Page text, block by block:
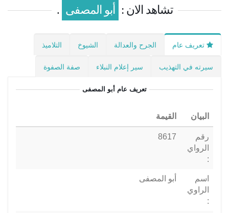
تشاهد الان : أبو المصفى .
تعريف عام الجرح والعدالة الشيوخ التلاميذ
سيرته في التهذيب سير إعلام النبلاء صفة الصفوة
تعريف عام أبو المصفى
البيان القيمة
رقم
الرواي
:
8617
اسم
الراوي
:
أبو المصفى